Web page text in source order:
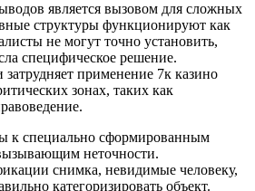
является вызовом для сложных
структуры функционируют как
не могут точно установить,
специфическое решение.
затрудняет применение 7к казино
зонах, таких как
к специально сформированным
неточности.
снимка, невидимые человеку,
категоризировать объект.